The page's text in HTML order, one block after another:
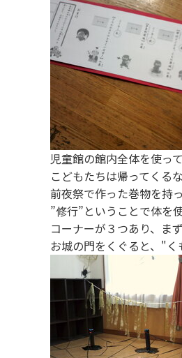
児童館の館内全体を使っ
こどもたちは帰ってくる
前夜祭で作った巻物を持
”修行”ということで体を
コーナーが３つあり、ま
お城の門をくぐると、"